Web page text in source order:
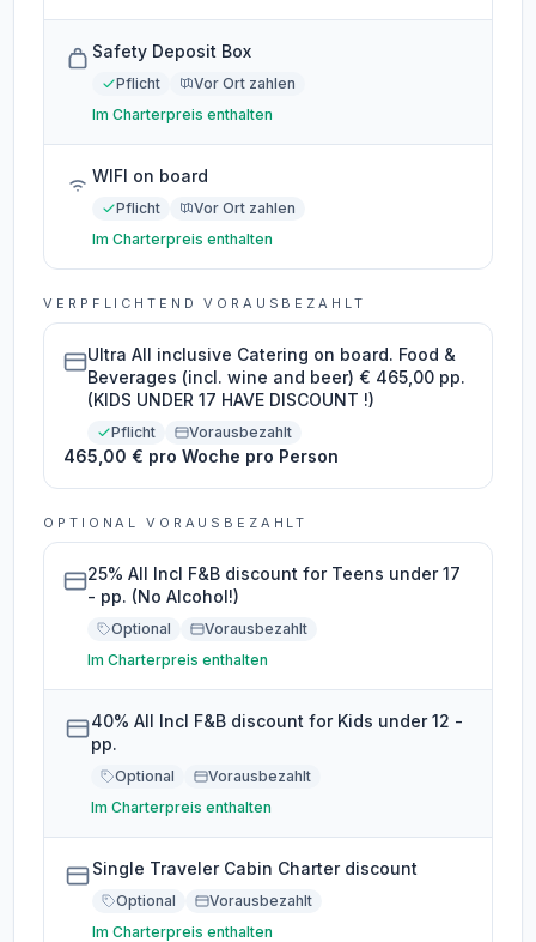
Safety Deposit Box
Pflicht
Vor Ort zahlen
Im Charterpreis enthalten
WIFI on board
Pflicht
Vor Ort zahlen
Im Charterpreis enthalten
VERPFLICHTEND VORAUSBEZAHLT
Ultra All inclusive Catering on board. Food &
Beverages (incl. wine and beer) € 465,00 pp.
(KIDS UNDER 17 HAVE DISCOUNT !)
Pflicht Vorausbezahlt
465,00 € pro Woche pro Person
OPTIONAL VORAUSBEZAHLT
25% All Incl F&B discount for Teens under 17
- pp. (No Alcohol!)
Optional
Vorausbezahlt
Im Charterpreis enthalten
40% All Incl F&B discount for Kids under 12 -
pp.
Optional
Vorausbezahlt
Im Charterpreis enthalten
Single Traveler Cabin Charter discount
Optional
Vorausbezahlt
Im Charterpreis enthalten